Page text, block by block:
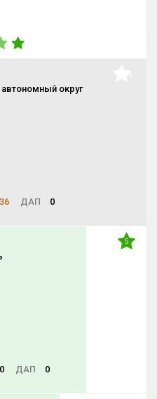
округ
36 ДАП
0
0 ДАП
0
5